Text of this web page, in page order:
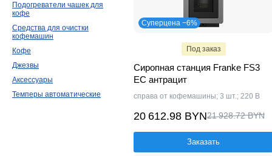
Суперцена −6%
Под заказ
Сиропная станция Franke FS3
EC антрацит
справа от кофемашины; 3 шт.; 220 В
20 612.98 BYN21 928.72 BYN
Заказать
Подогреватели чашек для
кофе
Средства для очистки
кофемашин
Кофе
Джезвы
Аксессуары
Темперы автоматические